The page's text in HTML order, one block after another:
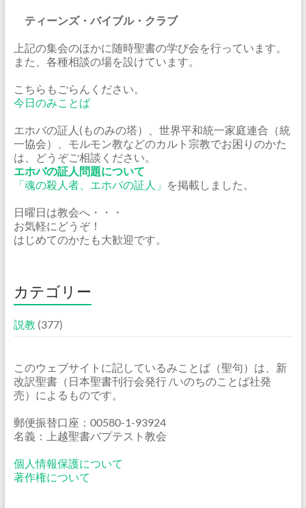
ティーンズ・バイブル・クラブ
上記の集会のほかに随時聖書の学び会を行っています。
また、各種相談の場を設けています。
こちらもごらんください。
今日のみことば
エホバの証人(ものみの塔）、世界平和統一家庭連合（統
一協会）、モルモン教などのカルト宗教でお困りのかた
は、どうぞご相談ください。
エホバの証人問題について
「魂の殺人者、エホバの証人」 を掲載しました。
日曜日は教会へ・・・
お気軽にどうぞ！
はじめてのかたも大歓迎です。
カテゴリー
説教 (377)
このウェブサイトに記しているみことば（聖句）は、新
改訳聖書（日本聖書刊行会発行 /いのちのことば社発
売）によるものです。
郵便振替口座：00580-1-93924
名義：上越聖書バプテスト教会
個人情報保護について
著作権について